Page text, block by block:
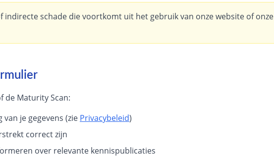
indirecte schade die voortkomt uit het gebruik van onze website of onze
de Maturity Scan:
je gegevens (zie Privacybeleid)
correct zijn
over relevante kennispublicaties